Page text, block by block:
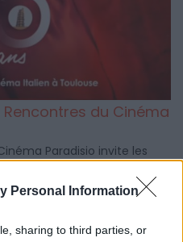
Personal Information
sharing to third parties, or
du Cinéma
Paradisio invite les
du cinéma italien, lors
annuelles autour du 7ème